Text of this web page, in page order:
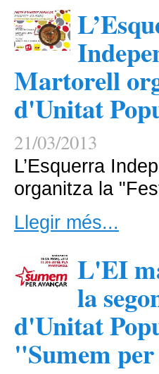
Martorell
d'Unitat
21/03/2013
L’Esquerra
organitza la
Llegir més...
L'EI
la
d'Unitat
"Sumem